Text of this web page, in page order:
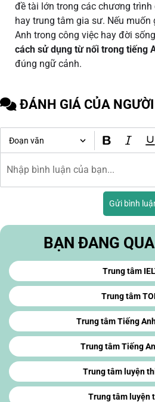
đề tài lớn trong các chương
hay trung tâm gia sư. Nếu
Anh trong công việc hay đời
cách sử dụng từ nối trong tiếng
đúng ngữ cảnh.
ĐÁNH GIÁ CỦA
Đoạn văn
Gửi bình
BẠN ĐANG
Trung tâm
Trung tâm
Trung tâm Tiếng
Trung tâm Tiếng
Trung tâm luyện
Trung tâm luyện